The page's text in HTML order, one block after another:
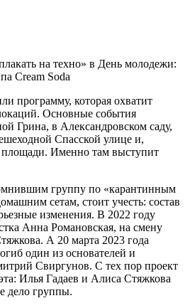
программу, которая охватит
Основные события
Грина, в Александровском саду,
Спасской улице и,
площади. Именно там выступит
группу по «карантинным
сетам, стоит учесть: состав
изменения. В 2022 году
Анна Романовская, на смену
А 20 марта 2023 года
один из основателей и
Свиргунов. С тех пор проект
Илья Гадаев и Алиса Стяжкова
дело группы.